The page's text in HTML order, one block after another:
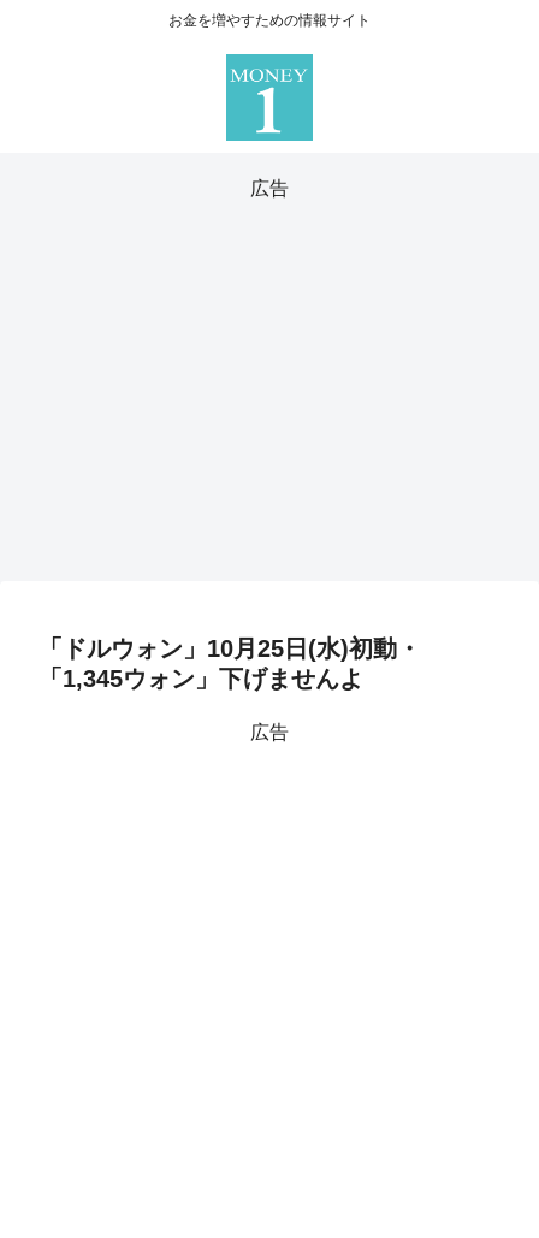
お金を増やすための情報サイト
広告
「ドルウォン」10月25日(水)初動・
「1,345ウォン」下げませんよ
広告